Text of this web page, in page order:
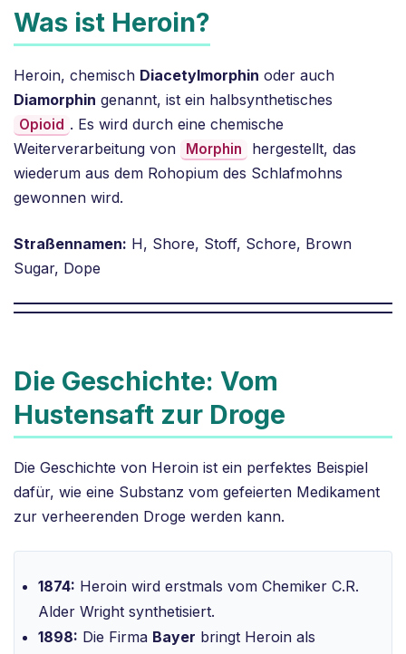
Was ist Heroin?
Heroin, chemisch Diacetylmorphin oder auch
Diamorphin genannt, ist ein halbsynthetisches
Opioid . Es wird durch eine chemische
Weiterverarbeitung von
Morphin
hergestellt, das
wiederum aus dem Rohopium des Schlafmohns
gewonnen wird.
Straßennamen: H, Shore, Stoff, Schore, Brown
Sugar, Dope
Die Geschichte: Vom
Hustensaft zur Droge
Die Geschichte von Heroin ist ein perfektes Beispiel
dafür, wie eine Substanz vom gefeierten Medikament
zur verheerenden Droge werden kann.
1874: Heroin wird erstmals vom Chemiker C.R.
Alder Wright synthetisiert.
1898: Die Firma Bayer bringt Heroin als